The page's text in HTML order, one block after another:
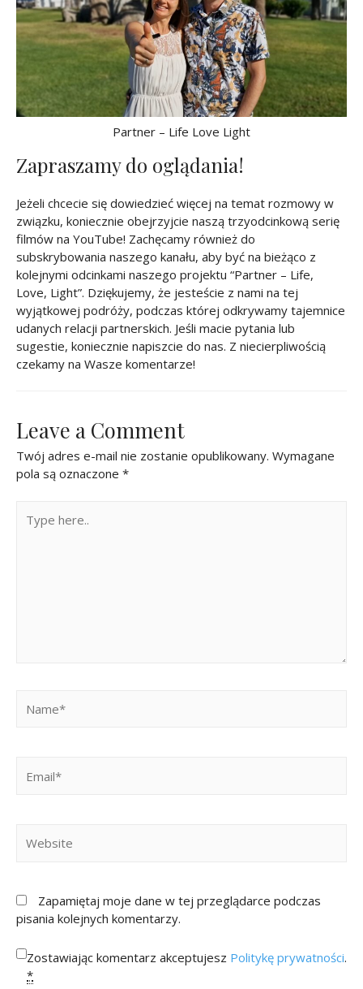
Partner – Life Love Light
Zapraszamy do oglądania!
Jeżeli chcecie się dowiedzieć więcej na temat rozmowy w
związku, koniecznie obejrzyjcie naszą trzyodcinkową serię
filmów na YouTube! Zachęcamy również do
subskrybowania naszego kanału, aby być na bieżąco z
kolejnymi odcinkami naszego projektu “Partner – Life,
Love, Light”. Dziękujemy, że jesteście z nami na tej
wyjątkowej podróży, podczas której odkrywamy tajemnice
udanych relacji partnerskich. Jeśli macie pytania lub
sugestie, koniecznie napiszcie do nas. Z niecierpliwością
czekamy na Wasze komentarze!
Leave a Comment
Twój adres e-mail nie zostanie opublikowany. Wymagane
pola są oznaczone *
Zapamiętaj moje dane w tej przeglądarce podczas
pisania kolejnych komentarzy.
Zostawiając komentarz akceptujesz Politykę prywatności.
*